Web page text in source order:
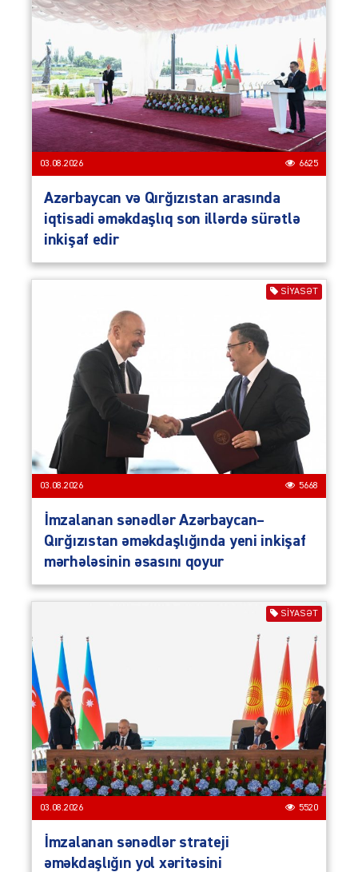
03.08.2026 6625
Azərbaycan və Qırğızıstan arasında
iqtisadi əməkdaşlıq son illərdə sürətlə
inkişaf edir
SIYASƏT
03.08.2026 5668
İmzalanan sənədlər Azərbaycan–
Qırğızıstan əməkdaşlığında yeni inkişaf
mərhələsinin əsasını qoyur
SIYASƏT
03.08.2026 5520
İmzalanan sənədlər strateji
əməkdaşlığın yol xəritəsini